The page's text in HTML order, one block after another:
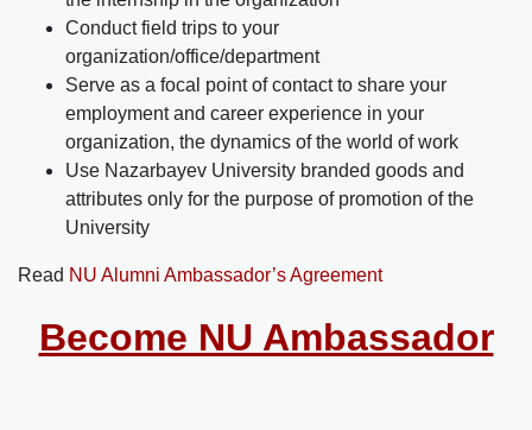
Conduct field trips to your
organization/office/department
Serve as a focal point of contact to share your
employment and career experience in your
organization, the dynamics of the world of work
Use Nazarbayev University branded goods and
attributes only for the purpose of promotion of the
University
Read NU Alumni Ambassador’s Agreement
Become NU Ambassador